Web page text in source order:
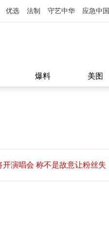
优选 法制 守艺中华 应急中国
爆料 美图
开演唱会 称不是故意让粉丝失
演唱会 称不是故意让粉丝失